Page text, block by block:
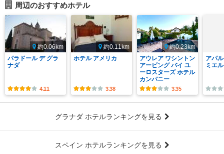
周辺のおすすめホテル
約0.06km
パラドール デ グラ
ナダ
4.11
約0.11km
ホテル アメリカ
3.38
約0.23km
アウレア ワシントン
アービング バイ ユ
ーロスターズ ホテル
カンパニー
3.35
アパ
ミエル
グラナダ ホテルランキングを見る
スペイン ホテルランキングを見る